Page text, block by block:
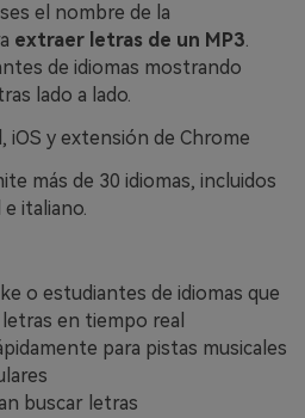
el nombre de la
extraer letras de un MP3.
de idiomas mostrando
lado a lado.
iOS y extensión de Chrome
más de 30 idiomas, incluidos
italiano.
o estudiantes de idiomas que
en tiempo real
para pistas musicales
buscar letras